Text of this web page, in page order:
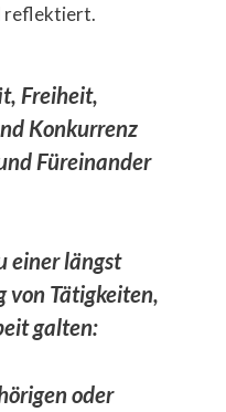
reflektiert.
Freiheit,
Konkurrenz
Füreinander
einer längst
von Tätigkeiten,
galten:
oder